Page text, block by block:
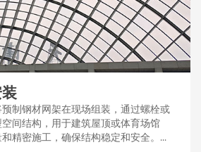
制钢材网架在现场组装，通过螺栓或
间结构，用于建筑屋顶或体育场馆
精密施工，确保结构稳定和安全。...